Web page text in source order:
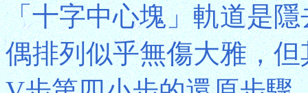
「十字中心塊」軌道是
偶排列似乎無傷大雅，